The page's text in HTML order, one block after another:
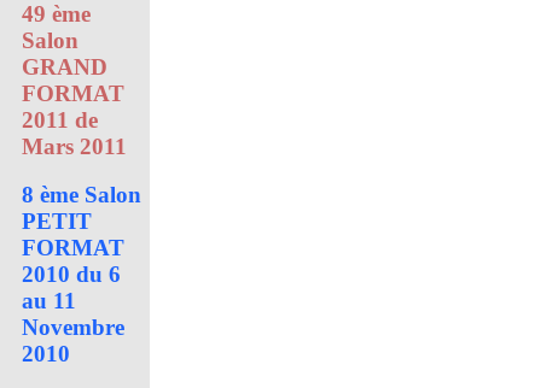
49 ème
Salon
GRAND
FORMAT
2011 de
Mars 2011
8 ème Salon
PETIT
FORMAT
2010 du 6
au 11
Novembre
2010